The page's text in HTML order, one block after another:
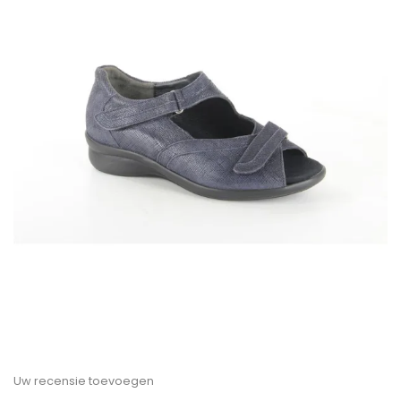
Uw recensie toevoegen